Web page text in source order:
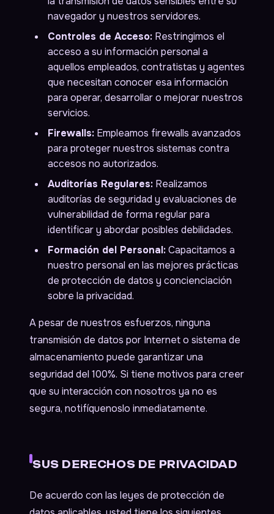
navegador y nuestros servidores.
Controles de Acceso: Restringimos el
acceso a su información personal a
aquellos empleados, contratistas y agentes
que necesitan conocer esa información
para operar, desarrollar o mejorar nuestros
servicios.
Firewalls: Empleamos firewalls avanzados
para proteger nuestros sistemas contra
accesos no autorizados.
Auditorías Regulares: Realizamos
auditorías de seguridad y evaluaciones de
vulnerabilidad de forma regular para
identificar y abordar posibles debilidades.
Formación del Personal:Capacitamos a
nuestro personal en las mejores prácticas
de protección de datos y concienciación
sobre la privacidad.
A pesar de nuestros esfuerzos, ninguna
transmisión de datos por Internet o sistema de
almacenamiento puede garantizar una
seguridad del 100%. Si tiene motivos para creer
que su interacción con nosotros ya no es
segura, notifíquenoslo inmediatamente.
SUS DERECHOS DE PRIVACIDAD
De acuerdo con las leyes de protección de